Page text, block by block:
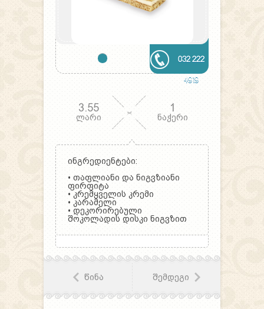
032 222
4919
3.55
ლარი
1
ნაჭერი
ინგრედიენტები:
• თაფლიანი და ნიგვზიანი
ფირფიტა
• კრემყველის კრემი
• კარამელი
• დეკორირებული
შოკოლადის დისკი ნიგვზით
წინა შემდეგი